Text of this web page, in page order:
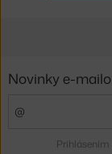
Novinky e-
Prihlásením